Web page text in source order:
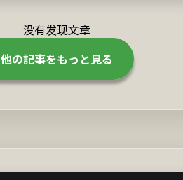
没有发现文章
他の記事をもっと見る